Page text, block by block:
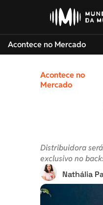
Acontece no Mercado
Acontece no
Mercado
Distribuidora
exclusivo no
Nathália